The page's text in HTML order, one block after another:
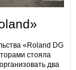
«Roland DG
стояла
два